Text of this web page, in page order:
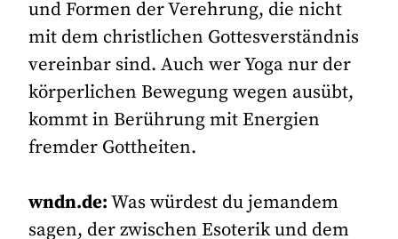
und Formen der Verehrung, die nicht
mit dem christlichen Gottesverständnis
vereinbar sind. Auch wer Yoga nur der
körperlichen Bewegung wegen ausübt,
kommt in Berührung mit Energien
fremder Gottheiten.
wndn.de:Was würdest du jemandem
sagen, der zwischen Esoterik und dem